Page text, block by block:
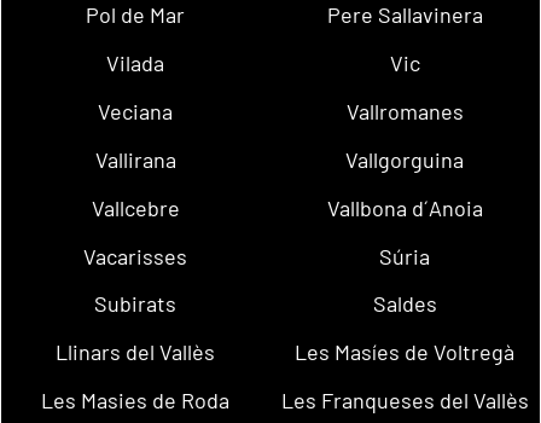
Pol de Mar
Pere Sallavinera
Vilada
Vic
Veciana
Vallromanes
Vallirana
Vallgorguina
Vallcebre
Vallbona d´Anoia
Vacarisses
Súria
Subirats
Saldes
Llinars del Vallès
Les Masíes de Voltregà
Les Masies de Roda
Les Franqueses del Vallès